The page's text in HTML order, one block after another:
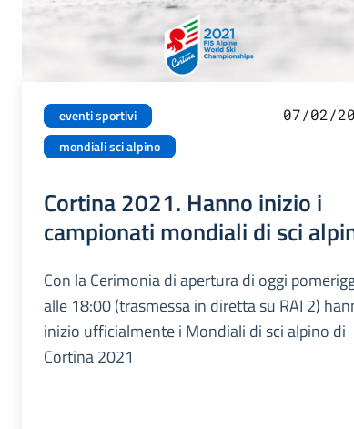
eventi sportivi
mondiali sci alpino
07/02/
Cortina 2021. Hanno inizio i
campionati mondiali di sci
Con la Cerimonia di apertura di oggi
alle 18:00 (trasmessa in diretta su RAI 2)
inizio ufficialmente i Mondiali di sci alpino di
Cortina 2021